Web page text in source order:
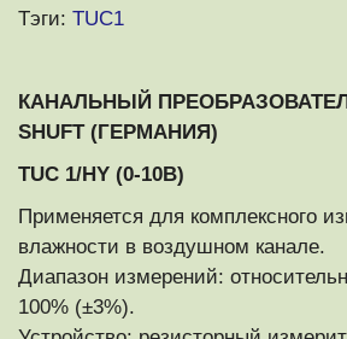
Тэги: TUC1
КАНАЛЬНЫЙ
SHUFT (ГЕРМАНИЯ)
TUC 1/HY (0-10В)
Применяется для комплексного
влажности в воздушном канале.
Диапазон измерений:
100% (±3%).